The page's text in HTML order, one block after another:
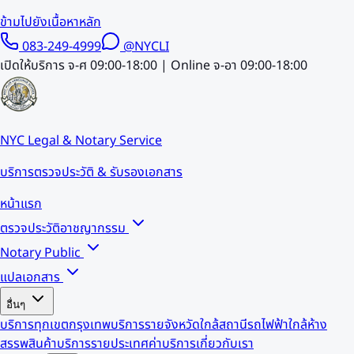
ข้ามไปยังเนื้อหาหลัก
083-249-4999
@NYCLI
เปิดให้บริการ จ-ศ 09:00-18:00 | Online จ-อา 09:00-18:00
NYC Legal & Notary Service
บริการตรวจประวัติ & รับรองเอกสาร
หน้าแรก
ตรวจประวัติอาชญากรรม
Notary Public
แปลเอกสาร
อื่นๆ
บริการทุกเขตกรุงเทพบริการรายจังหวัดใกล้สถานีรถไฟฟ้าใกล้ห้าง
สรรพสินค้าบริการรายประเทศค่าบริการเกี่ยวกับเรา